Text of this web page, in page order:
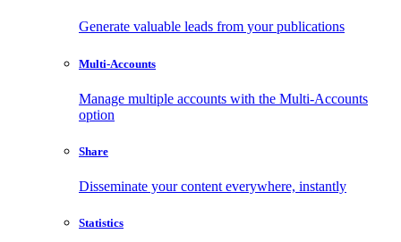
Generate valuable leads from your publications
Multi-Accounts
Manage multiple accounts with the Multi-Accounts
option
Share
Disseminate your content everywhere, instantly
Statistics